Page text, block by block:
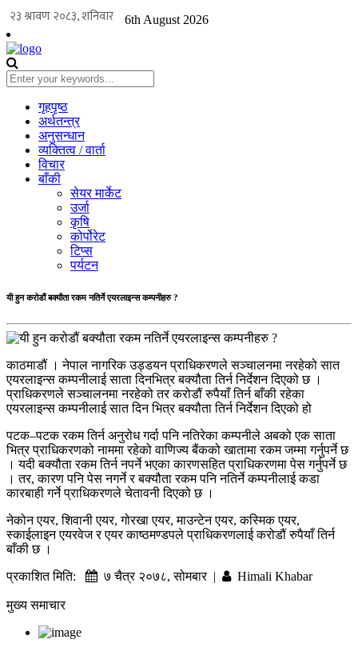
6th August 2026
गृहपृष्ठ
अर्थतन्त्र
अनुसन्धान
व्यक्तित्व / वार्ता
विचार
बाँकी
सेयर मार्केट
उर्जा
कृषि
कोर्पोरेट
टिप्स
पर्यटन
यी हुन करोडौं बक्यौता रकम नतिर्ने एयरलाइन्स कम्पनीहरु ?
काठमाडौं । नेपाल नागरिक उड्डयन प्राधिकरणले सञ्चालनमा नरहेको सात
एयरलाइन्स कम्पनीलाई साता दिनभित्र बक्यौता तिर्न निर्देशन दिएको छ ।
प्राधिकरणले सञ्चालनमा नरहेको तर करोडौं रुपैयाँ तिर्न बाँकी रहेका
एयरलाइन्स कम्पनीलाई सात दिन भित्र बक्यौता तिर्न निर्देशन दिएको हो
पटक–पटक रकम तिर्न अनुरोध गर्दा पनि नतिरेका कम्पनीले अबको एक साता
भित्र प्राधिकरणको नाममा रहेको वाणिज्य बैंकको खातामा रकम जम्मा गर्नुपर्ने छ
। यदी बक्यौता रकम तिर्न नपर्ने भएका कारणसहित प्राधिकरणमा पेस गर्नुपर्ने छ
। तर, कारण पनि पेस नगर्ने र बक्यौता रकम पनि नतिर्ने कम्पनीलाई कडा
कारबाही गर्ने प्राधिकरणले चेतावनी दिएको छ ।
नेकोन एयर, शिवानी एयर, गोरखा एयर, माउन्टेन एयर, कस्मिक एयर,
स्काईलाइन एयरवेज र एयर काष्ठमण्डपले प्राधिकरणलाई करोडौं रुपैयाँ तिर्न
बाँकी छ ।
प्रकाशित मिति:
७ चैत्र २०७८, सोमबार | Himali Khabar
मुख्य समाचार